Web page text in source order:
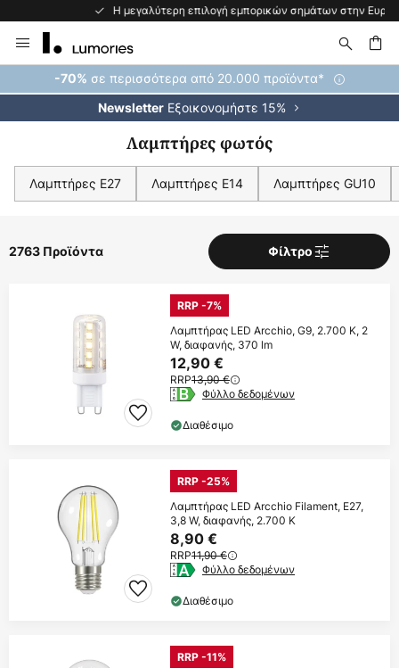
Η μεγαλύτερη επιλογή εμπορικών σημάτων στην Ευρώπη
Μετάβαση
στο
περιεχόμενο
-70% σε περισσότερα από 20.000 προϊόντα*
Newsletter Εξοικονομήστε 15%
Λαμπτήρες φωτός
Λαμπτήρες E27 Λαμπτήρες E14 Λαμπτήρες GU10
2763 Προϊόντα Φίλτρο
RRP -7%
Λαμπτήρας LED Arcchio, G9, 2.700 K, 2
W, διαφανής, 370 lm
12,90 €
RRP13,90 €
Φύλλο δεδομένων
Διαθέσιμο
RRP -25%
Λαμπτήρας LED Arcchio Filament, E27,
3,8 W, διαφανής, 2.700 K
8,90 €
RRP11,90 €
Φύλλο δεδομένων
Διαθέσιμο
RRP -11%